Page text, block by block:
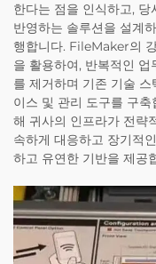
한다는 점을 인식하고,
반영하는 솔루션을 설계
행합니다. FileMaker의
을 활용하여, 반복적인
를 제거하며 기존 기술
이스 및 관리 도구를 구
해 귀사의 인프라가 전략
속하게 대응하고 장기적
하고 유연한 기반을 제공